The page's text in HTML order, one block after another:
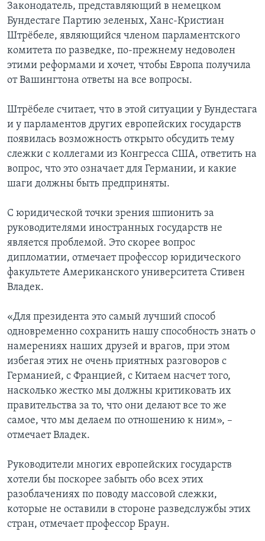
Законодатель, представляющий в немецком
Бундестаге Партию зеленых, Ханс-Кристиан
Штрёбеле, являющийся членом парламентского
комитета по разведке, по-прежнему недоволен
этими реформами и хочет, чтобы Европа получила
от Вашингтона ответы на все вопросы.
Штрёбеле считает, что в этой ситуации у Бундестага
и у парламентов других европейских государств
появилась возможность открыто обсудить тему
слежки с коллегами из Конгресса США, ответить на
вопрос, что это означает для Германии, и какие
шаги должны быть предприняты.
С юридической точки зрения шпионить за
руководителями иностранных государств не
является проблемой. Это скорее вопрос
дипломатии, отмечает профессор юридического
факультете Американского университета Стивен
Владек.
«Для президента это самый лучший способ
одновременно сохранить нашу способность знать о
намерениях наших друзей и врагов, при этом
избегая этих не очень приятных разговоров с
Германией, с Францией, с Китаем насчет того,
насколько жестко мы должны критиковать их
правительства за то, что они делают все то же
самое, что мы делаем по отношению к ним», –
отмечает Владек.
Руководители многих европейских государств
хотели бы поскорее забыть обо всех этих
разоблачениях по поводу массовой слежки,
которые не оставили в стороне разведслужбы этих
стран, отмечает профессор Браун.